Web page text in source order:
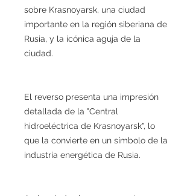
sobre Krasnoyarsk, una ciudad
importante en la región siberiana de
Rusia, y la icónica aguja de la
ciudad.
El reverso presenta una impresión
detallada de la "Central
hidroeléctrica de Krasnoyarsk", lo
que la convierte en un símbolo de la
industria energética de Rusia.